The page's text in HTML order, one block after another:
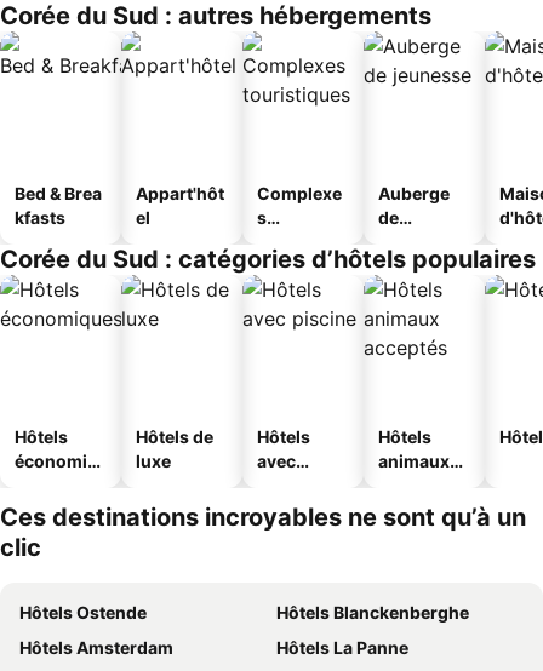
Corée du Sud : autres hébergements
Bed & Brea
kfasts
Appart'hôt
el
Complexe
s
s
Auberge
de
Corée du Sud : catégories d’hôtels populaires
Hôtels
économiq
Hôtels de
luxe
Hôtels
avec
Hôtels
animaux
Ces destinations incroyables ne sont qu’à un
clic
Hôtels Ostende
Hôtels Blanckenberghe
Hôtels Amsterdam
Hôtels La Panne